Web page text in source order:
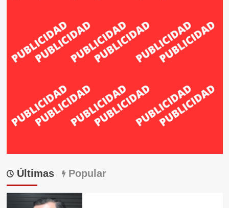
Últimas Popular